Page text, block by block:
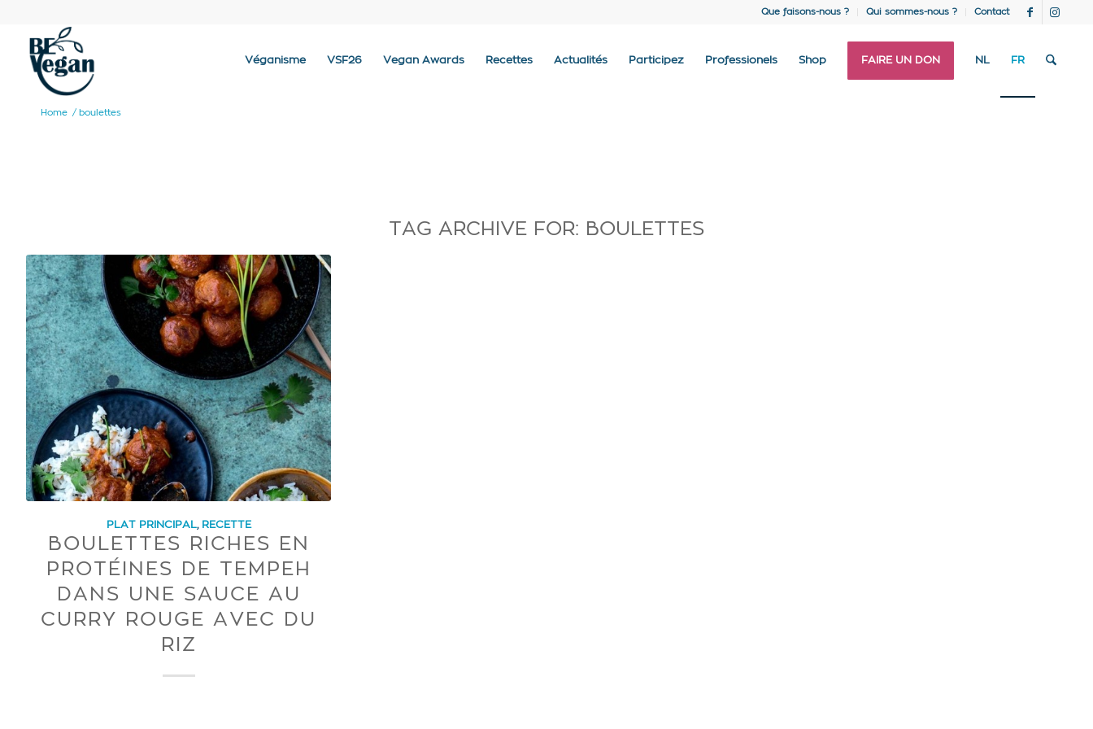
Que faisons-nous ? Qui sommes-nous ? Contact
Véganisme VSF26 Vegan Awards Recettes Actualités Participez Professionels Shop FAIRE UN DON NL FR
Home / boulettes
TAG ARCHIVE FOR: BOULETTES
PLAT PRINCIPAL, RECETTE
BOULETTES RICHES EN
PROTÉINES DE TEMPEH
DANS UNE SAUCE AU
CURRY ROUGE AVEC DU
RIZ